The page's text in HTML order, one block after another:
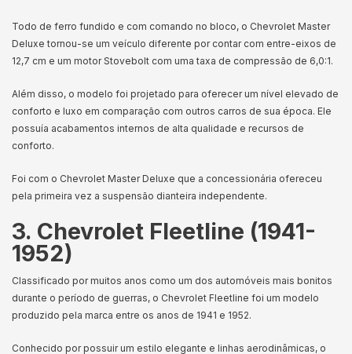
Todo de ferro fundido e com comando no bloco, o Chevrolet Master
Deluxe tornou-se um veículo diferente por contar com entre-eixos de
12,7 cm e um motor Stovebolt com uma taxa de compressão de 6,0:1.
Além disso, o modelo foi projetado para oferecer um nível elevado de
conforto e luxo em comparação com outros carros de sua época. Ele
possuía acabamentos internos de alta qualidade e recursos de
conforto.
Foi com o Chevrolet Master Deluxe que a concessionária ofereceu
pela primeira vez a suspensão dianteira independente.
3. Chevrolet Fleetline (1941-
1952)
Classificado por muitos anos como um dos automóveis mais bonitos
durante o período de guerras, o Chevrolet Fleetline foi um modelo
produzido pela marca entre os anos de 1941 e 1952.
Conhecido por possuir um estilo elegante e linhas aerodinâmicas, o